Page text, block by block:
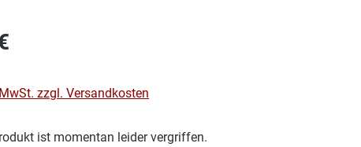
zzgl. Versandkosten
ist momentan leider vergriffen.